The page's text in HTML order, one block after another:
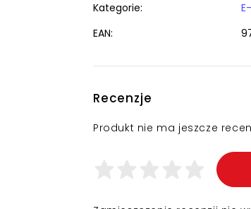
Kategorie:
EAN:
Recenzje
Produkt nie ma jeszcze